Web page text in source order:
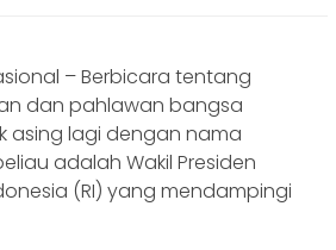
– Berbicara tentang
dan pahlawan bangsa
asing lagi dengan nama
adalah Wakil Presiden
(RI) yang mendampingi